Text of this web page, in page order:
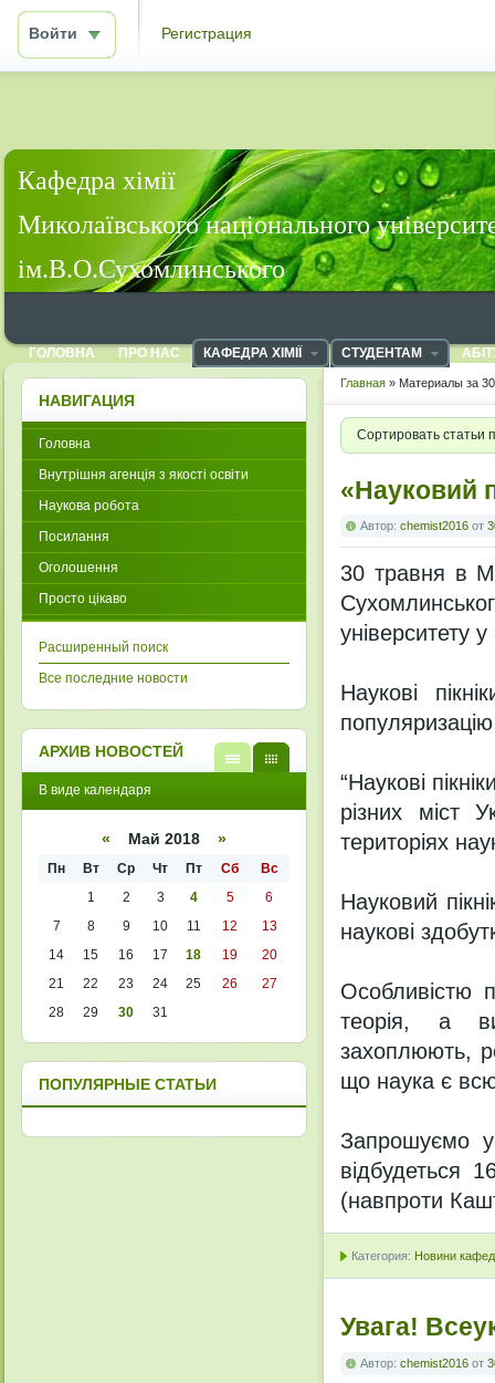
Войти Регистрация
Кафедра хімії
Миколаївського національного
ім.В.О.Сухомлинського
ГОЛОВНА ПРО НАС КАФЕДРА ХІМІЇ СТУДЕНТАМ
Главная » Материалы за
Сортировать статьи
«Науковий
Автор: chemist2016 от
30 травня в
університету
Наукові
“Наукові
різних міст
територіях
Науковий
наукові
Особливістю
теорія, а
захоплюють,
що наука є
Запрошуємо
відбудеться
(навпроти
Категория: Новини
Увага!
Автор: chemist2016 от
НАВИГАЦИЯ
Головна
Внутрішня агенція з якості освіти
Наукова робота
Посилання
Оголошення
Просто цікаво
Расширенный поиск
Все последние новости
АРХИВ НОВОСТЕЙ
кален
списк
В виде календаря
« Май 2018 »
Пн Вт Ср Чт Пт Сб
Вс
1
2 3 4 5
6
7
8 9 10 11 12
13
14
15 16 17 18 19
20
21
22 23 24 25 26
27
28
29 30 31
ПОПУЛЯРНЫЕ СТАТЬИ